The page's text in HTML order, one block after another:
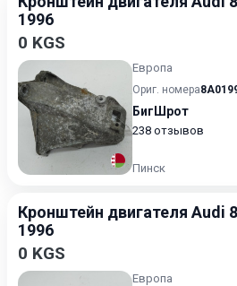
1996
0 KGS
Европа
Ориг. номера
БигШрот
238 отзывов
Пинск
Кронштейн двигателя Audi
1996
0 KGS
Европа